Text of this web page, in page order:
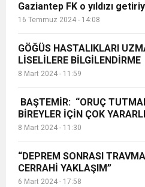
Gaziantep FK o yıldızı
16 Temmuz 2024 - 14:08
GÖĞÜS HASTALIKLARI
LİSELİLERE BİLGİLENDİRME
8 Mart 2024 - 11:59
BAŞTEMİR: “ORUÇ
BİREYLER İÇİN ÇOK
8 Mart 2024 - 11:30
“DEPREM SONRASI
CERRAHİ YAKLAŞIM”
6 Mart 2024 - 17:58